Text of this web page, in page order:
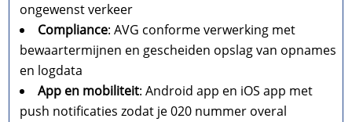
ongewenst verkeer
Compliance: AVG conforme verwerking met
bewaartermijnen en gescheiden opslag van opnames
en logdata
App en mobiliteit: Android app en iOS app met
push notificaties zodat je 020 nummer overal